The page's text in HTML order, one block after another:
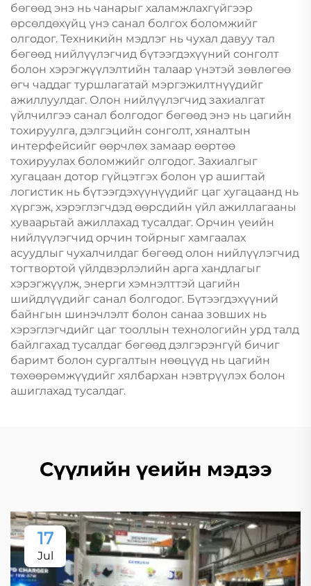
бөгөөд энэ нь чанарыг халамжлахгүйгээр
өрсөлдөхүйц үнэ санал болгох боломжийг
олгодог. Техникийн мэдлэг нь чухал давуу тал
бөгөөд нийлүүлэгчид бүтээгдэхүүний сонголт
болон хэрэгжүүлэлтийн талаар үнэтэй зөвлөгөө
өгч чаддаг туршлагатай мэргэжилтнүүдийг
ажиллуулдаг. Олон нийлүүлэгчид захиалгат
үйлчилгээ санал болгодог бөгөөд энэ нь цагийн
тохируулга, дэлгэцийн сонголт, хяналтын
интерфейсийг өөрчлөх замаар өөртөө
тохируулах боломжийг олгодог. Захиалгыг
хугацаан дотор гүйцэтгэх болон үр ашигтай
логистик нь бүтээгдэхүүнүүдийг цаг хугацаанд нь
хүргэж, хэрэглэгчдэд өөрсдийн үйл ажиллагааны
хуваарьтай ажиллахад тусалдаг. Орчин үеийн
нийлүүлэгчид орчин тойрныг хамгаалах
асуудлыг чухалчилдаг бөгөөд олон нийлүүлэгчид
тогтвортой үйлдвэрлэлийн арга хандлагыг
хэрэгжүүлж, энерги хэмнэлттэй цагийн
шийдлүүдийг санал болгодог. Бүтээгдэхүүний
байнгын шинэчлэлт болон санаа зовших нь
хэрэглэгчдийг цаг тооллын технологийн урд талд
байлгахад тусалдаг бөгөөд дэлгэрэнгүй бичиг
баримт болон сургалтын нөөцүүд нь цагийн
төхөөрөмжүүдийг хялбархан нэвтрүүлэх болон
ашиглахад тусалдаг.
Сүүлийн үеийн мэдээ
17
Jul